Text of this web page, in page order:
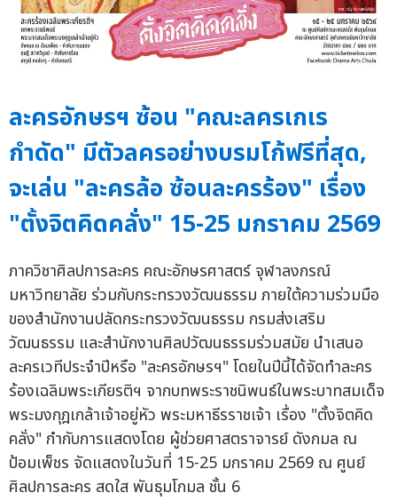
ละครอักษรฯ ซ้อน "คณะลครเกเร
กำดัด" มีตัวลครอย่างบรมโก้ฟรีที่สุด,
จะเล่น "ละครล้อ ซ้อนละครร้อง" เรื่อง
"ตั้งจิตคิดคลั่ง" 15-25 มกราคม 2569
ภาควิชาศิลปการละคร คณะอักษรศาสตร์ จุฬาลงกรณ์
มหาวิทยาลัย ร่วมกับกระทรวงวัฒนธรรม ภายใต้ความร่วมมือ
ของสำนักงานปลัดกระทรวงวัฒนธรรม กรมส่งเสริม
วัฒนธรรม และสำนักงานศิลปวัฒนธรรมร่วมสมัย นำเสนอ
ละครเวทีประจำปีหรือ "ละครอักษรฯ" โดยในปีนี้ได้จัดทำละคร
ร้องเฉลิมพระเกียรติฯ จากบทพระราชนิพนธ์ในพระบาทสมเด็จ
พระมงกุฎเกล้าเจ้าอยู่หัว พระมหาธีรราชเจ้า เรื่อง "ตั้งจิตคิด
คลั่ง" กำกับการแสดงโดย ผู้ช่วยศาสตราจารย์ ดังกมล ณ
ป้อมเพ็ชร จัดแสดงในวันที่ 15-25 มกราคม 2569 ณ ศูนย์
ศิลปการละคร สดใส พันธุมโกมล ชั้น 6